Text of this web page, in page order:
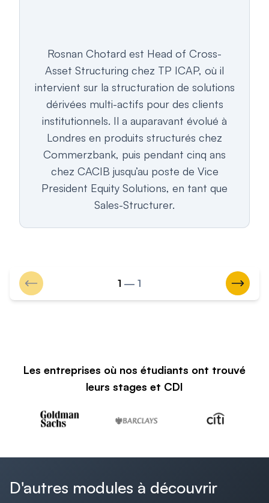
Rosnan Chotard est Head of Cross-
Asset Structuring chez TP ICAP, où il
intervient sur la structuration de solutions
dérivées multi-actifs pour des clients
institutionnels. Il a auparavant évolué à
Londres en produits structurés chez
Commerzbank, puis pendant cinq ans
chez CACIB jusqu’au poste de Vice
President Equity Solutions, en tant que
Sales-Structurer.
Aller au slide précédent Aller
1 — 1
Les entreprises où nos étudiants ont trouvé
leurs stages et CDI
D'autres modules à découvrir